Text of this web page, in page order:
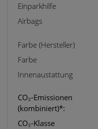
Einparkhilfe
Airbags
Farbe (Hersteller)
Farbe
Innenaustattung
CO₂-Emissionen
(kombiniert)*:
CO₂-Klasse